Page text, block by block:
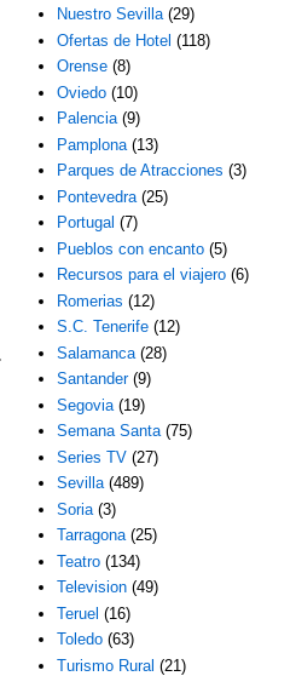
Nuestro Sevilla (29)
Ofertas de Hotel (118)
Orense (8)
Oviedo (10)
Palencia (9)
Pamplona (13)
Parques de Atracciones (3)
Pontevedra (25)
Portugal (7)
Pueblos con encanto (5)
Recursos para el viajero (6)
Romerias (12)
S.C. Tenerife (12)
Salamanca (28)
Santander (9)
Segovia (19)
Semana Santa (75)
Series TV (27)
Sevilla (489)
Soria (3)
Tarragona (25)
Teatro (134)
Television (49)
Teruel (16)
Toledo (63)
Turismo Rural (21)